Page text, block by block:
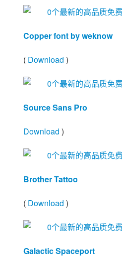
Copper font by weknow
( Download )
Source Sans Pro
Download )
Brother Tattoo
( Download )
Galactic Spaceport